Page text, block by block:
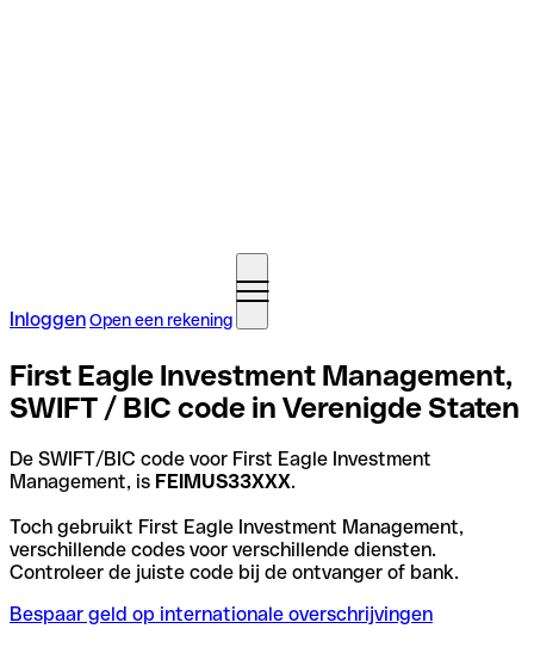
InloggenOpen een rekening
First Eagle Investment Management,
SWIFT / BIC code in Verenigde Staten
De SWIFT/BIC code voor First Eagle Investment
Management, is FEIMUS33XXX.
Toch gebruikt First Eagle Investment Management,
verschillende codes voor verschillende diensten.
Controleer de juiste code bij de ontvanger of bank.
Bespaar geld op internationale overschrijvingen